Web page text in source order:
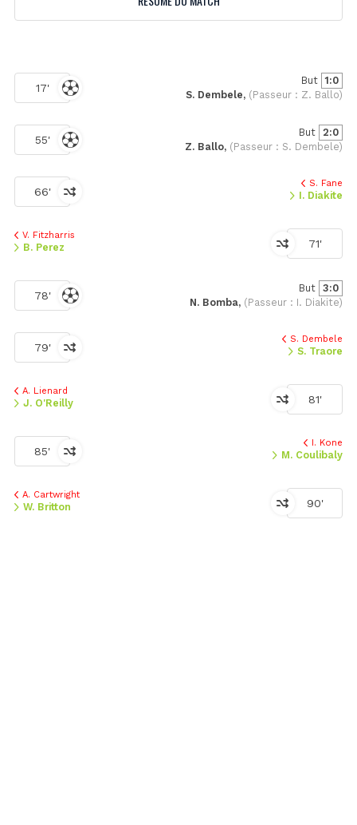
17'
But 1:0
S. Dembele, (Passeur : Z. Ballo)
55'
But 2:0
Z. Ballo, (Passeur : S. Dembele)
66'
S. Fane
I. Diakite
71'
V. Fitzharris
B. Perez
78'
But 3:0
N. Bomba, (Passeur : I. Diakite)
79'
S. Dembele
S. Traore
81'
A. Lienard
J. O'Reilly
85'
I. Kone
M. Coulibaly
90'
A. Cartwright
W. Britton